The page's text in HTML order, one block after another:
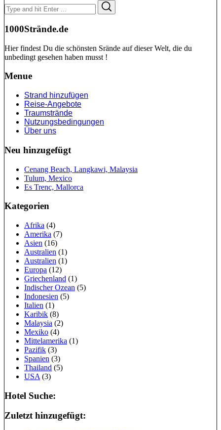
Search
for:
1000Strände.de
Hier findest Du die schönsten Srände auf dieser Welt, die du
unbedingt gesehen haben musst !
Menue
Strand hinzufügen
Reise-Angebote
Traumstrände
Nutzungsbedingungen
Über uns
Neu hinzugefügt
Cenang Beach, Langkawi, Malaysia
Tulum, Mexico
Es Trenc, Mallorca
Kategorien
Afrika (4)
Amerika (7)
Asien (16)
Australien (1)
Australien (1)
Europa (12)
Griechenland (1)
Indischer Ozean (5)
Indonesien (5)
Italien (1)
Karibik (8)
Malaysia (2)
Mexiko (4)
Mittelamerika (1)
Pazifik (3)
Spanien (3)
Thailand (5)
USA (3)
Hotel Suche:
Zuletzt hinzugefügt: